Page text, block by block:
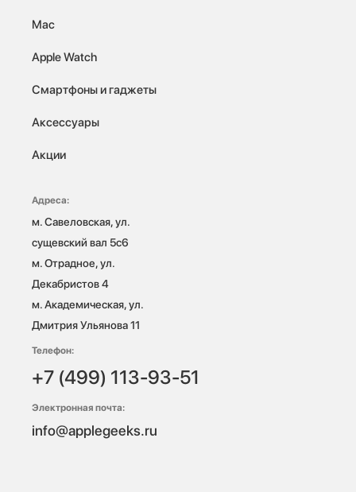
Mac
Apple Watch
Смартфоны и гаджеты
Аксессуары
Акции
Адреса:
м. Савеловская, ул.
сущевский вал 5с6
м. Отрадное, ул.
Декабристов 4
м. Академическая, ул.
Дмитрия Ульянова 11
Телефон:
+7 (499) 113-93-51
Электронная почта:
info@applegeeks.ru